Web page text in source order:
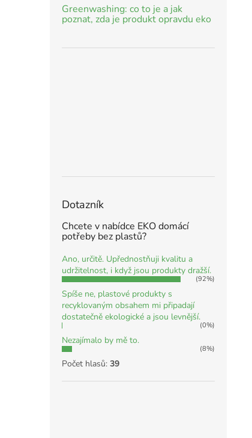
Greenwashing: co to je a jak
poznat, zda je produkt opravdu eko
Dotazník
Chcete v nabídce EKO domácí
potřeby bez plastů?
Ano, určitě. Upřednostňuji kvalitu a
udržitelnost, i když jsou produkty dražší.
(92%)
Spíše ne, plastové produkty s
recyklovaným obsahem mi připadají
dostatečně ekologické a jsou levnější.
(0%)
Nezajímalo by mě to.
(8%)
Počet hlasů: 39